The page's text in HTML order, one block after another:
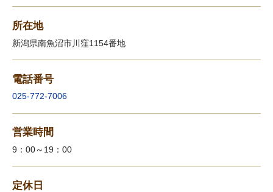
所在地
新潟県南魚沼市川窪1154番地
電話番号
025-772-7006
営業時間
9：00～19：00
定休日